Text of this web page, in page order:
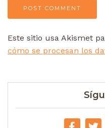
Este sitio usa Akismet
cómo se procesan los